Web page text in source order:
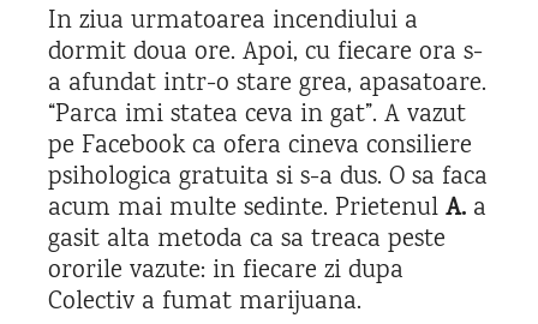
In ziua urmatoarea incendiului a
dormit doua ore. Apoi, cu fiecare ora s-
a afundat intr-o stare grea, apasatoare.
“Parca imi statea ceva in gat”. A vazut
pe Facebook ca ofera cineva consiliere
psihologica gratuita si s-a dus. O sa faca
acum mai multe sedinte. PrietenulA. a
gasit alta metoda ca sa treaca peste
ororile vazute: in fiecare zi dupa
Colectiv a fumat marijuana.